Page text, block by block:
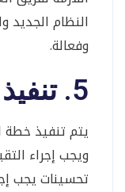
النظام الجديد
وفعالة.
5. تنفيذ خطة العمل
يتم تنفيذ خطة
ويجب إجراء
تحسينات يجب